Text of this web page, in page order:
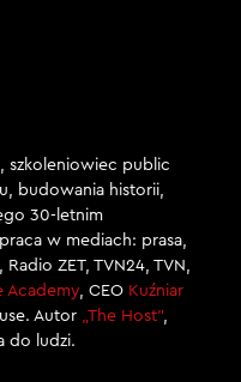
szkoleniowiec public
budowania historii,
30-letnim
w mediach: prasa,
ZET, TVN24, TVN,
Academy, CEO Kuźniar
Autor „The Host”,
do ludzi.